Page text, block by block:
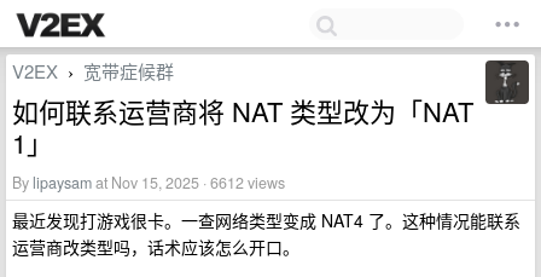
V2EX › 宽带症候群
如何联系运营商将 NAT 类型改为「NAT
1」
By lipaysamat Nov 15, 2025 · 6612 views
最近发现打游戏很卡。一查网络类型变成 NAT4 了。这种情况能联系
运营商改类型吗，话术应该怎么开口。